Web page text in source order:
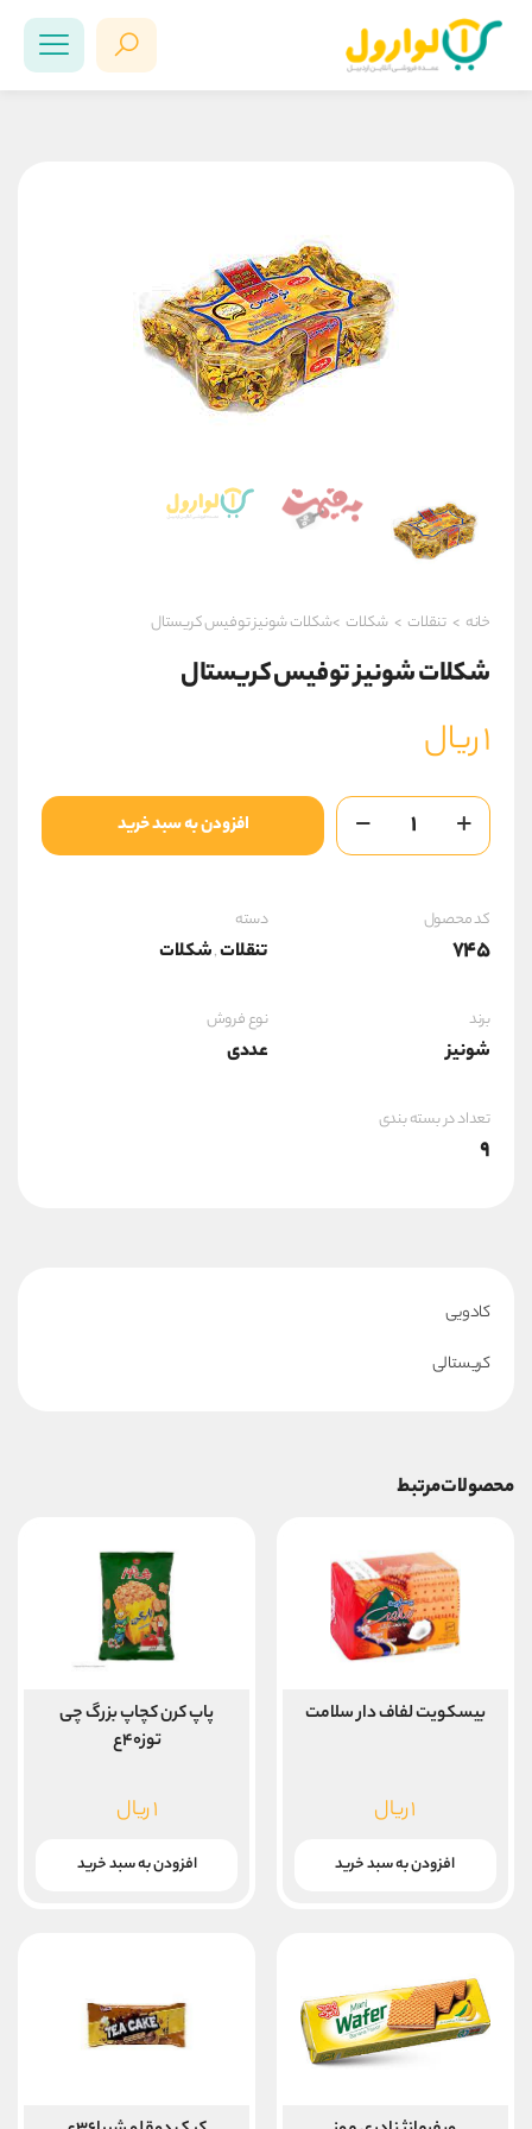
خانه > تنقلات > شکلات >شکلات شونیز توفیس کریستال
شکلات شونیز توفیس کریستال
۱ریال
شکلات
شونیز
توفیس
افزودن به سبد خرید
کد محصول
745
دسته
تنقلات,شکلات
برند
شونیز
نوع فروش
عددی
تعداد در بسته بندی
9
کادویی
کریستالی
محصولات مرتبط
بیسکویت لفاف دار سلامت
۱ریال
افزودن به سبد خرید
پاپ کرن کچاپ بزرگ چی
توز۴۰ع
۱ریال
افزودن به سبد خرید